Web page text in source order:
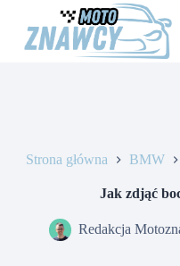
Strona główna BMW
Jak zdjąć
Redakcja